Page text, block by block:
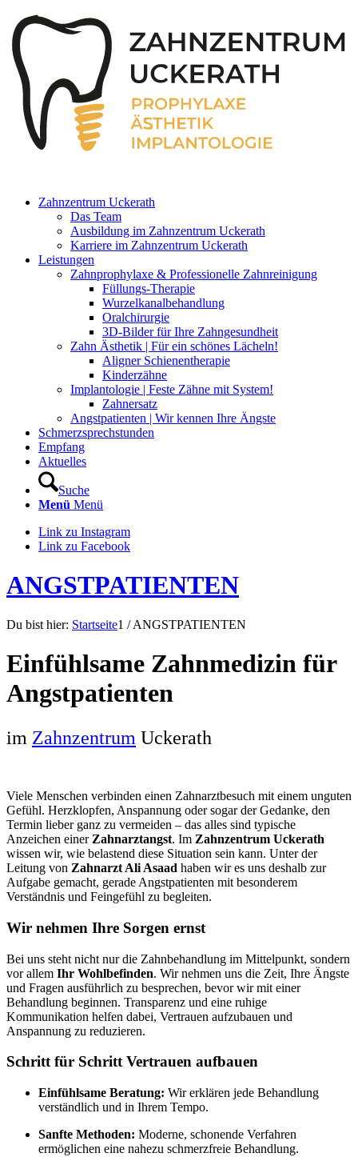
Zahnzentrum Uckerath
Das Team
Ausbildung im Zahnzentrum Uckerath
Karriere im Zahnzentrum Uckerath
Leistungen
Zahnprophylaxe & Professionelle Zahnreinigung
Füllungs-Therapie
Wurzelkanalbehandlung
Oralchirurgie
3D-Bilder für Ihre Zahngesundheit
Zahn Ästhetik | Für ein schönes Lächeln!
Aligner Schienentherapie
Kinderzähne
Implantologie | Feste Zähne mit System!
Zahnersatz
Angstpatienten | Wir kennen Ihre Ängste
Schmerzsprechstunden
Empfang
Aktuelles
Suche
Menü Menü
Link zu Instagram
Link zu Facebook
ANGSTPATIENTEN
Du bist hier: Startseite1 / ANGSTPATIENTEN
Einfühlsame Zahnmedizin für
Angstpatienten
im Zahnzentrum Uckerath
Viele Menschen verbinden einen Zahnarztbesuch mit einem unguten
Gefühl. Herzklopfen, Anspannung oder sogar der Gedanke, den
Termin lieber ganz zu vermeiden – das alles sind typische
Anzeichen einer Zahnarztangst. Im Zahnzentrum Uckerath
wissen wir, wie belastend diese Situation sein kann. Unter der
Leitung von Zahnarzt Ali Asaad haben wir es uns deshalb zur
Aufgabe gemacht, gerade Angstpatienten mit besonderem
Verständnis und Feingefühl zu begleiten.
Wir nehmen Ihre Sorgen ernst
Bei uns steht nicht nur die Zahnbehandlung im Mittelpunkt, sondern
vor allem Ihr Wohlbefinden. Wir nehmen uns die Zeit, Ihre Ängste
und Fragen ausführlich zu besprechen, bevor wir mit einer
Behandlung beginnen. Transparenz und eine ruhige
Kommunikation helfen dabei, Vertrauen aufzubauen und
Anspannung zu reduzieren.
Schritt für Schritt Vertrauen aufbauen
Einfühlsame Beratung: Wir erklären jede Behandlung
verständlich und in Ihrem Tempo.
Sanfte Methoden: Moderne, schonende Verfahren
ermöglichen eine nahezu schmerzfreie Behandlung.